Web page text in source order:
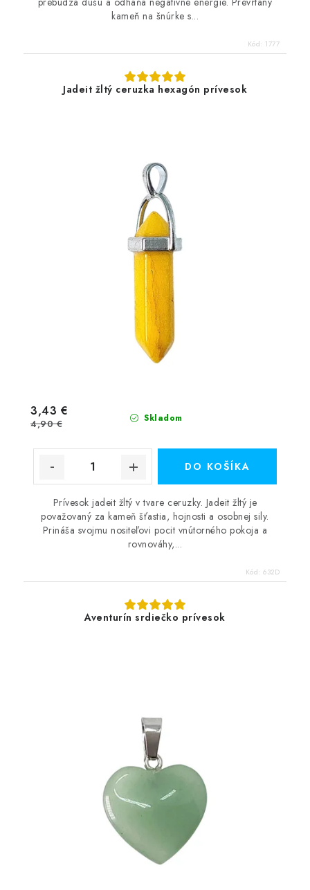
kameň na šnúrke s...
Kód: 1777
Jadeit žltý ceruzka hexagón prívesok
Skladom
3,43 €
4,90 €
DO KOŠÍKA
Prívesok jadeit žltý v tvare ceruzky. Jadeit žltý je
považovaný za kameň šťastia, hojnosti a osobnej sily.
Prináša svojmu nositeľovi pocit vnútorného pokoja a
rovnováhy,...
Kód: 632D
Aventurín srdiečko prívesok